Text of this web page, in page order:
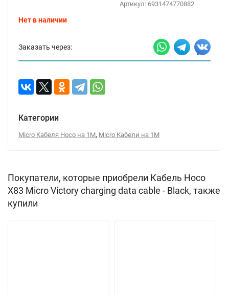
Артикул: 6931474770882
Нет в наличии
Заказать через:
Категории
Micro Кабеля Hoco на 1М, Micro Кабели на 1М
Покупатели, которые приобрели Кабель Hoco
X83 Micro Victory charging data cable - Black, также
купили